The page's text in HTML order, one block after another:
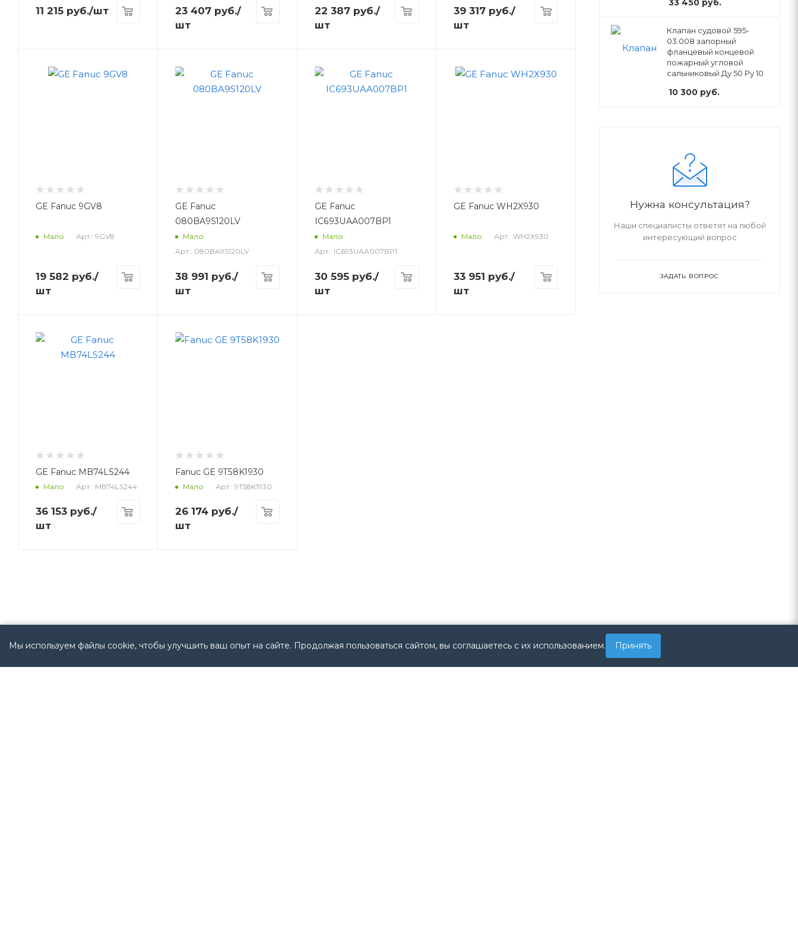
11 215 руб./шт 23 407руб./
шт
22 387руб./
шт
39 317 руб./
шт
GE Fanuc 9GV8
Мало Арт.: 9GV8
19 582 руб./
шт
GE Fanuc
080BA9S120LV
Мало
Арт.: 080BA9S120LV
38 991 руб./
шт
GE Fanuc
IC693UAA007BP1
Мало
Арт.: IC693UAA007BP1
30 595руб./
шт
GE Fanuc WH2X930
Мало Арт.: WH2X930
33 951 руб./
шт
GE Fanuc MB74LS244
Мало Арт.: MB74LS244
36 153 руб./
шт
Fanuc GE 9T58K1930
Мало Арт.: 9T58K1930
26 174руб./
шт
33 450 руб.
Клапан судовой 595-
03.008 запорный
фланцевый концевой
пожарный угловой
сальниковый Ду 50 Ру 10
10 300 руб.
Нужна консультация?
Наши специалисты ответят на любой
интересующий вопрос
ЗАДАТЬ ВОПРОС
КАТАЛОГ КОМПАНИЯ ИНФОРМАЦИЯ СЕРВИС
Мы используем файлы cookie, чтобы улучшить ваш опыт на сайте. Продолжая пользоваться сайтом, вы соглашаетесь с их использованием. Принять